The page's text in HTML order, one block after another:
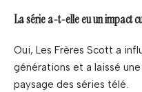
La série a-t-elle eu un impact
Oui, Les Frères Scott a
générations et a laissé
paysage des séries télé.